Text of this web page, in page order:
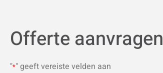
Offerte aanvragen
"*" geeft vereiste velden aan